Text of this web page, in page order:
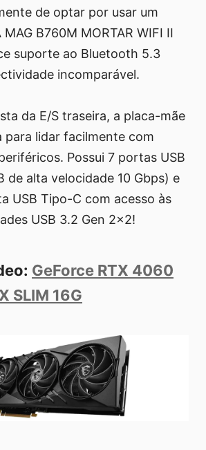
de optar por usar um
B760M MORTAR WIFI II
suporte ao Bluetooth 5.3
incomparável.
da E/S traseira, a placa-mãe
para lidar facilmente com
Possui 7 portas USB
de alta velocidade 10 Gbps) e
USB Tipo-C com acesso às
USB 3.2 Gen 2x2!
GeForce RTX 4060
SLIM 16G